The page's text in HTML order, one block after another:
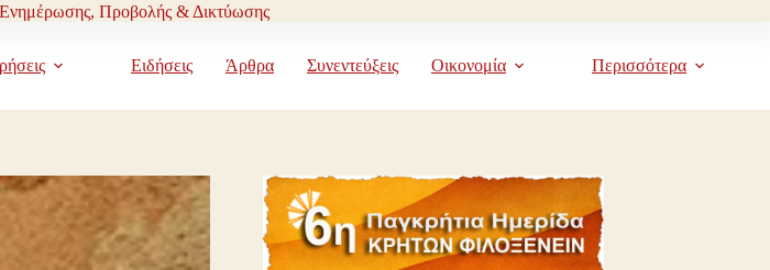
Προβολής & Δικτύωσης
Ειδήσεις Άρθρα Συνεντεύξεις Οικονομία Περισσότερα